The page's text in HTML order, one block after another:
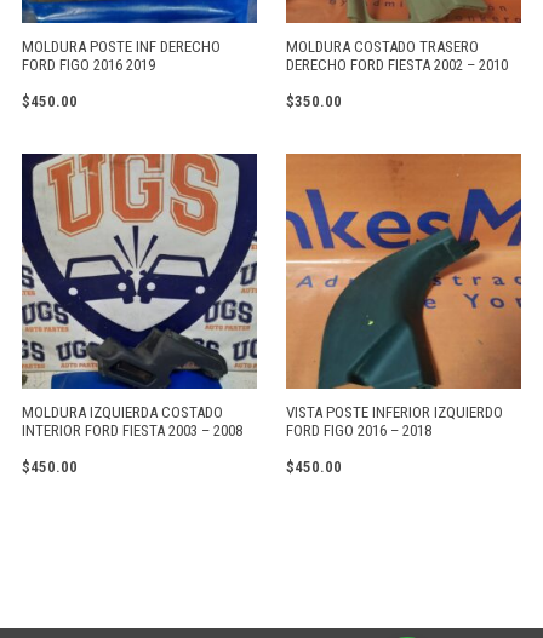
MOLDURA POSTE INF DERECHO
FORD FIGO 2016 2019
$450.00
MOLDURA COSTADO TRASERO
DERECHO FORD FIESTA 2002 – 2010
$350.00
MOLDURA IZQUIERDA COSTADO
INTERIOR FORD FIESTA 2003 – 2008
$450.00
VISTA POSTE INFERIOR IZQUIERDO
FORD FIGO 2016 – 2018
$450.00